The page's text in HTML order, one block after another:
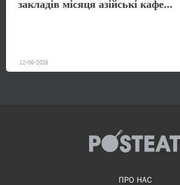
закладів місяця азійські кафе...
12-06-2026
ПРО НАС